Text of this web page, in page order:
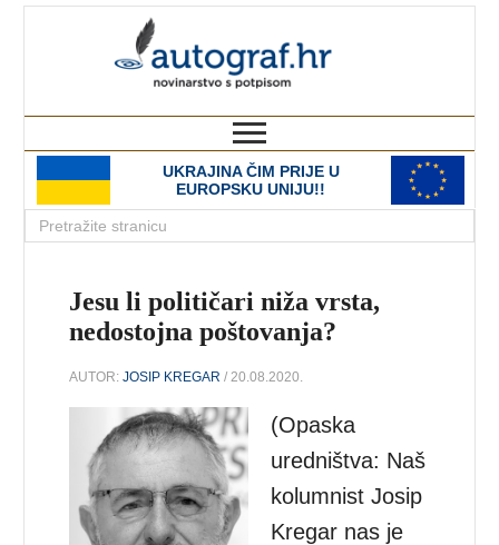
UKRAJINA ČIM PRIJE U
EUROPSKU UNIJU!!
Jesu li političari niža vrsta,
nedostojna poštovanja?
AUTOR:JOSIP KREGAR / 20.08.2020.
(Opaska
uredništva: Naš
kolumnist Josip
Kregar nas je